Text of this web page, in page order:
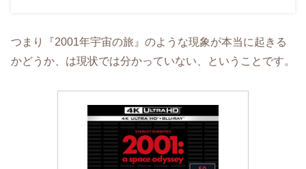
つまり『2001年宇宙の旅』のような現象が本当に起きる
かどうか、は現状では分かっていない、ということです。